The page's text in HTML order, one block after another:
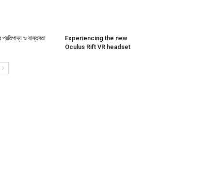
প্রতিপাদ্য ও বাস্তবতা
Experiencing the new
Oculus Rift VR headset